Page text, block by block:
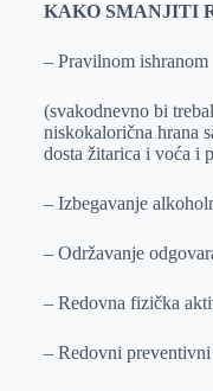
KAKO SMANJITI
– Pravilnom ishranom
(svakodnevno bi
niskokalorična hrana
dosta žitarica i voća i
– Izbegavanje
– Održavanje
– Redovna fizička
– Redovni